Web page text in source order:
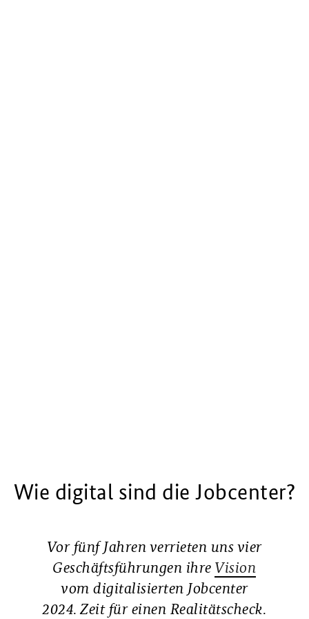
Wie digital sind die Jobcenter?
Vor fünf Jahren verrieten uns vier
Geschäftsführungen ihre Vision
vom digitalisierten Jobcenter
2024. Zeit für einen Realitätscheck.